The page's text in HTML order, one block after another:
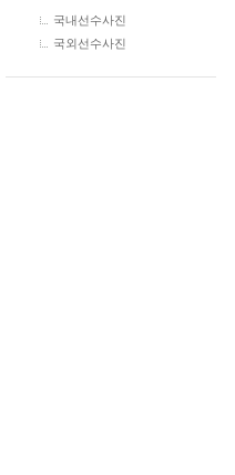
국내선수사진
국외선수사진